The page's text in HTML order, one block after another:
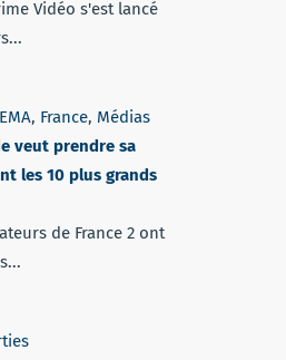
Vidéo s'est lancé
, France, Médias
veut prendre sa
les 10 plus grands
de France 2 ont